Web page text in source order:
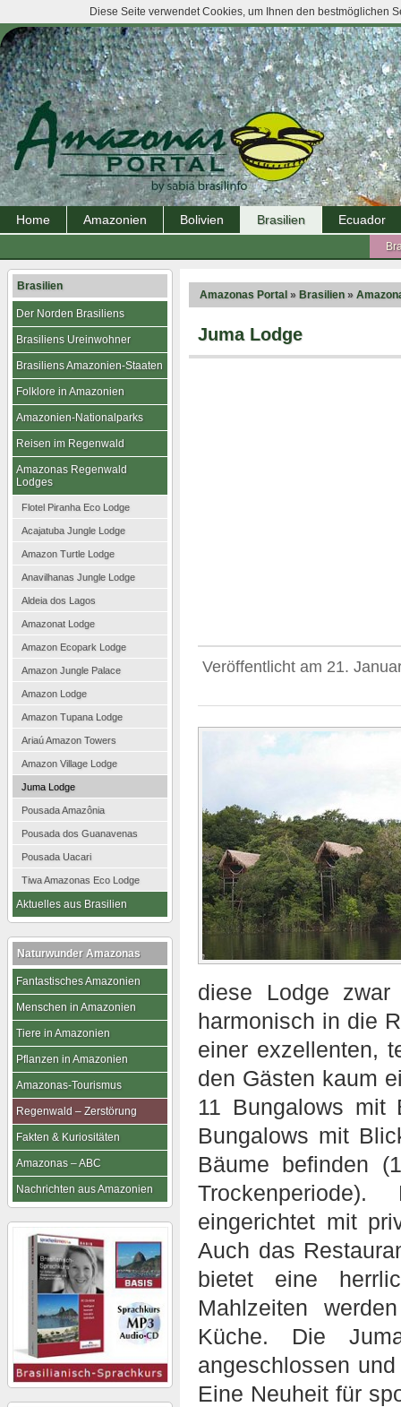
Home Amazonien Bolivien Brasilien Ecuador
Amazonas Portal » Brasilien »
Juma Lodge
Veröffentlicht am 21.
diese Lodge
harmonisch in die
einer exzellenten,
den Gästen kaum
11 Bungalows mit
Bungalows mit
Bäume befinden
eingerichtet mit
Auch das
bietet eine
Mahlzeiten
Küche. Die
angeschlossen
Eine Neuheit für
Brasilien
Der Norden Brasiliens
Brasiliens Ureinwohner
Brasiliens Amazonien-Staaten
Folklore in Amazonien
Amazonien-Nationalparks
Reisen im Regenwald
Amazonas Regenwald
Lodges
Flotel Piranha Eco Lodge
Acajatuba Jungle Lodge
Amazon Turtle Lodge
Anavilhanas Jungle Lodge
Aldeia dos Lagos
Amazonat Lodge
Amazon Ecopark Lodge
Amazon Jungle Palace
Amazon Lodge
Amazon Tupana Lodge
Ariaú Amazon Towers
Amazon Village Lodge
Juma Lodge
Pousada Amazônia
Pousada dos Guanavenas
Pousada Uacari
Tiwa Amazonas Eco Lodge
Aktuelles aus Brasilien
Naturwunder Amazonas
Fantastisches Amazonien
Menschen in Amazonien
Tiere in Amazonien
Pflanzen in Amazonien
Amazonas-Tourismus
Regenwald – Zerstörung
Fakten & Kuriositäten
Amazonas – ABC
Nachrichten aus Amazonien
Diese Seite verwendet Cookies, um Ihnen den bestmöglichen